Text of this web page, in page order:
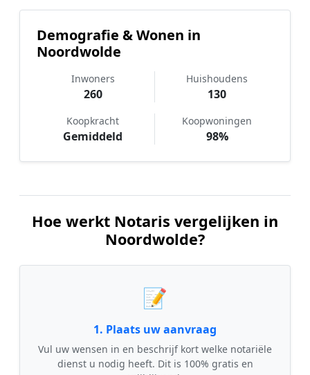
Demografie & Wonen in
Noordwolde
Inwoners
260
Huishoudens
130
Koopkracht
Gemiddeld
Koopwoningen
98%
Hoe werkt Notaris vergelijken in
Noordwolde?
📝
1. Plaats uw aanvraag
Vul uw wensen in en beschrijf kort welke notariële
dienst u nodig heeft. Dit is 100% gratis en